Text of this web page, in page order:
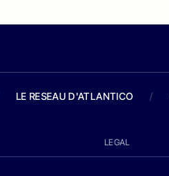
LE RESEAU D'ATLANTICO /
LEGAL